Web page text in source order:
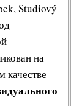
Studiový
на
качестве